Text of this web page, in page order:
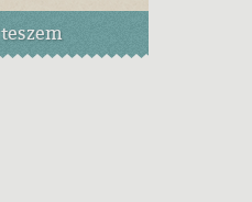
teszem